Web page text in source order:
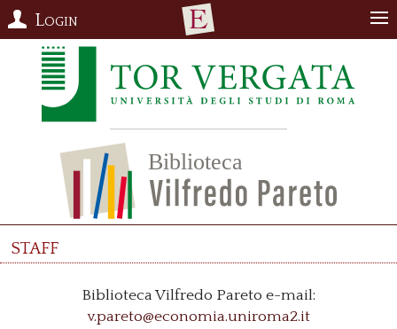
Login
Staff
Biblioteca Vilfredo Pareto e-mail:
v.pareto@economia.uniroma2.it